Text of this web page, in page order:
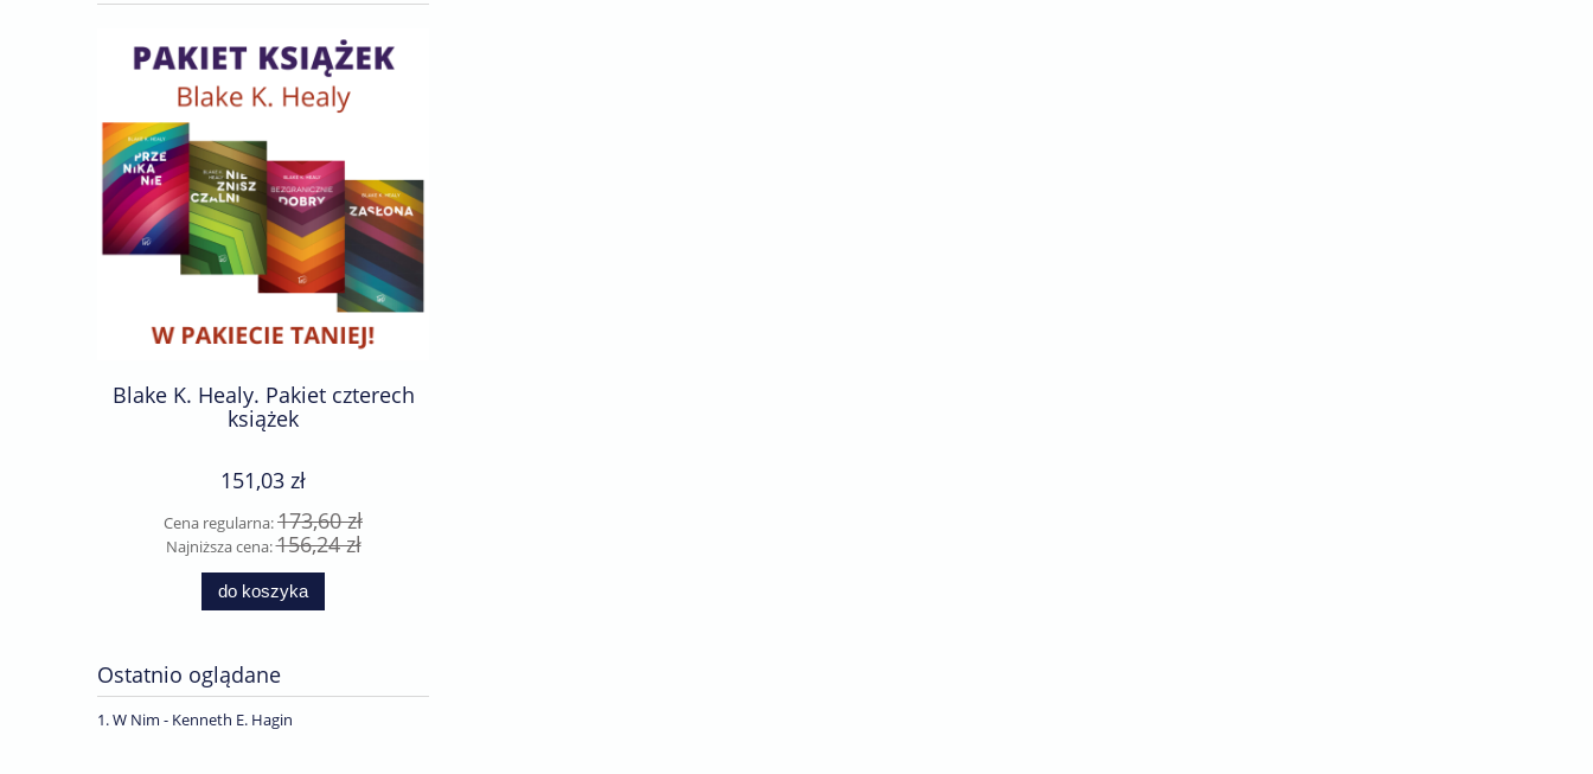
Blake K. Healy. Pakiet czterech
książek
151,03 zł
Cena regularna:173,60 zł
Najniższa cena:156,24 zł
do koszyka
Ostatnio oglądane
W Nim - Kenneth E. Hagin